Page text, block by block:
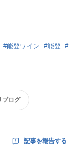
#能登ワイン #能登 #
ブログ
記事を報告する